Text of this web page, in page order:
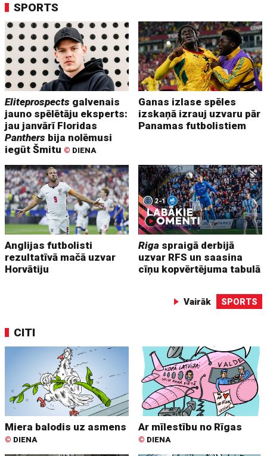
SPORTS
Eliteprospects galvenais
jauno spēlētāju eksperts:
jau janvārī Floridas
Panthers bija nolēmusi
iegūt Šmitu © DIENA
Ganas izlase spēles
izskaņā izrauj uzvaru pār
Panamas futbolistiem
Anglijas futbolisti
rezultatīvā mačā uzvar
Horvātiju
Riga spraigā derbijā
uzvar RFS un saasina
cīņu kopvērtējuma tabulā
Vairāk SPORTS
CITI
Miera balodis uz asmens
© DIENA
Ar mīlestību no Rīgas
© DIENA